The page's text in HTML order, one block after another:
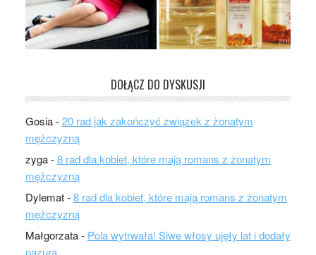
DOŁĄCZ DO DYSKUSJI
Gosia-20 rad jak zakończyć związek z żonatym
mężczyzną
zyga-8 rad dla kobiet, które mają romans z żonatym
mężczyzną
Dylemat-8 rad dla kobiet, które mają romans z żonatym
mężczyzną
Małgorzata- Pola wytrwała! Siwe włosy ujęły lat i dodały